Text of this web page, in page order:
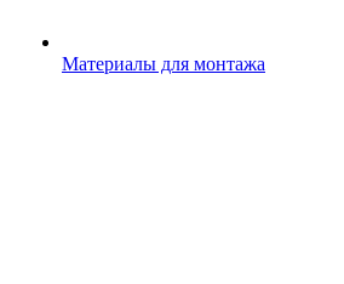
Материалы для монтажа